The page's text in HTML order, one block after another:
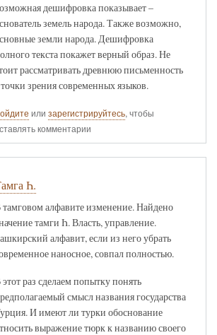
дешифровка показывает –
земель народа. Также возможно,
земли народа. Дешифровка
текста покажет верный образ. Не
рассматривать древнюю письменность
зрения современных языков.
или зарегистрируйтесь, чтобы
комментарии
Һ.
алфавите изменение. Найдено
тамги Һ. Власть, управление.
алфавит, если из него убрать
наносное, совпал полностью.
раз сделаем попытку понять
смысл названия государства
И имеют ли турки обоснование
выражение тюрк к названию своего